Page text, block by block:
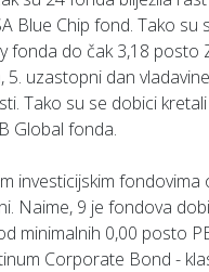
Blue Chip fond. Tako
fonda do čak 3,18 posto
uzastopni dan
Tako su se dobici
Global fonda.
investicijskim
Naime, 9 je fondova
minimalnih 0,00 posto
Corporate Bond -